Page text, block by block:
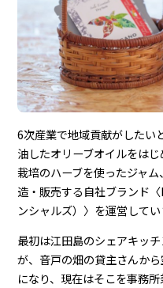
6次産業で地域貢献がしたい
油したオリーブオイルをは
栽培のハーブを使ったジャ
造・販売する自社ブランド
ンシャルズ）〉を運営してい
最初は江田島のシェアキッ
が、音戸の畑の貸主さんか
になり、現在はそこを事務